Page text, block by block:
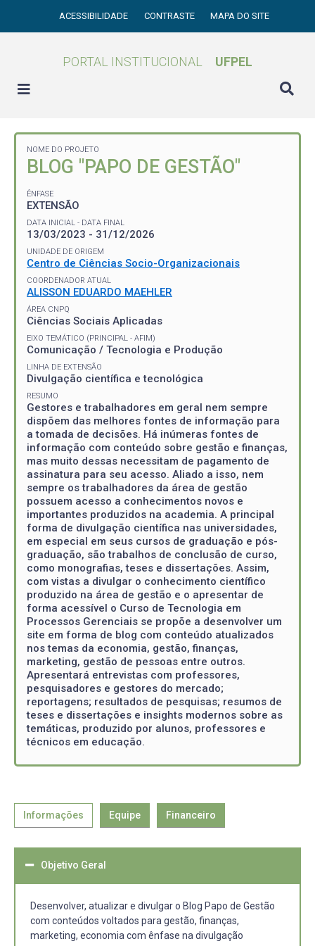
ACESSIBILIDADE CONTRASTE MAPA DO SITE
PORTAL INSTITUCIONAL UFPEL
NOME DO PROJETO
BLOG "PAPO DE GESTÃO"
ÊNFASE
EXTENSÃO
DATA INICIAL - DATA FINAL
13/03/2023 - 31/12/2026
UNIDADE DE ORIGEM
Centro de Ciências Socio-Organizacionais
COORDENADOR ATUAL
ALISSON EDUARDO MAEHLER
ÁREA CNPQ
Ciências Sociais Aplicadas
EIXO TEMÁTICO (PRINCIPAL - AFIM)
Comunicação / Tecnologia e Produção
LINHA DE EXTENSÃO
Divulgação científica e tecnológica
RESUMO
Gestores e trabalhadores em geral nem sempre
dispõem das melhores fontes de informação para
a tomada de decisões. Há inúmeras fontes de
informação com conteúdo sobre gestão e finanças,
mas muito dessas necessitam de pagamento de
assinatura para seu acesso. Aliado a isso, nem
sempre os trabalhadores da área de gestão
possuem acesso a conhecimentos novos e
importantes produzidos na academia. A principal
forma de divulgação científica nas universidades,
em especial em seus cursos de graduação e pós-
graduação, são trabalhos de conclusão de curso,
como monografias, teses e dissertações. Assim,
com vistas a divulgar o conhecimento científico
produzido na área de gestão e o apresentar de
forma acessível o Curso de Tecnologia em
Processos Gerenciais se propõe a desenvolver um
site em forma de blog com conteúdo atualizados
nos temas da economia, gestão, finanças,
marketing, gestão de pessoas entre outros.
Apresentará entrevistas com professores,
pesquisadores e gestores do mercado;
reportagens; resultados de pesquisas; resumos de
teses e dissertações e insights modernos sobre as
temáticas, produzido por alunos, professores e
técnicos em educação.
Informações Equipe Financeiro
Objetivo Geral
Desenvolver, atualizar e divulgar o Blog Papo de Gestão
com conteúdos voltados para gestão, finanças,
marketing, economia com ênfase na divulgação